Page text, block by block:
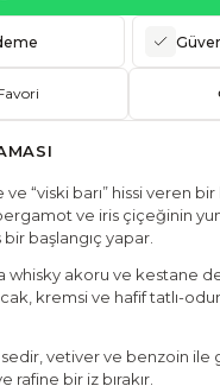
ve “viski barı” hissi veren
ve iris çiçeğinin
başlangıç yapar.
whisky akoru ve kestane
kremsi ve hafif tatlı-
vetiver ve benzoin ile
rafine bir iz bırakır.